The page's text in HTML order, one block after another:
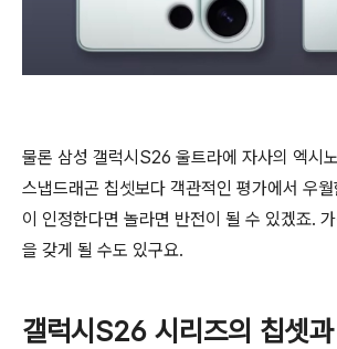
물론 삼성 갤럭시S26 울트라에 자사의 엑시
스냅드래곤 칩셋보다 객관적인 평가에서 우
이 인정한다면 놀라면 반전이 될 수 있겠죠.
을 갖게 될 수도 있구요.
갤럭시S26 시리즈의 칩셋